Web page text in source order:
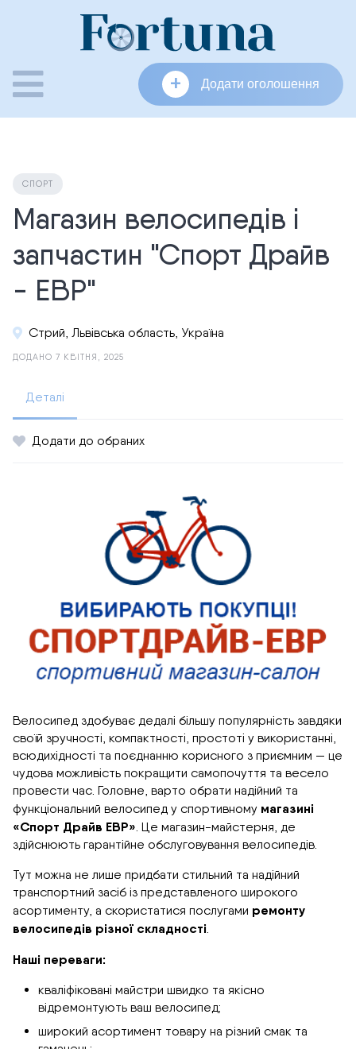
+ Додати оголошення
СПОРТ
Магазин велосипедів і
запчастин "Спорт Драйв
- ЕВР"
Стрий, Львівська область, Україна
ДОДАНО 7 КВІТНЯ, 2025
Деталі
Додати до обраних
Велосипед здобуває дедалі більшу популярність завдяки
своїй зручності, компактності, простоті у використанні,
всюдихідності та поєднанню корисного з приємним — це
чудова можливість покращити самопочуття та весело
провести час. Головне, варто обрати надійний та
функціональний велосипед у спортивному магазині
«Спорт Драйв ЕВР». Це магазин-майстерня, де
здійснюють гарантійне обслуговування велосипедів.
Тут можна не лише придбати стильний та надійний
транспортний засіб із представленого широкого
асортименту, а скористатися послугами ремонту
велосипедів різної складності.
Наші переваги:
кваліфіковані майстри швидко та якісно
відремонтують ваш велосипед;
широкий асортимент товару на різний смак та